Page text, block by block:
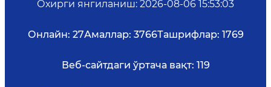
Охирги янгиланиш: 2026-08-06 15:53:03
Онлайн: 27Амаллар: 3766Ташрифлар: 1769
Веб-сайтдаги ўртача вақт: 119